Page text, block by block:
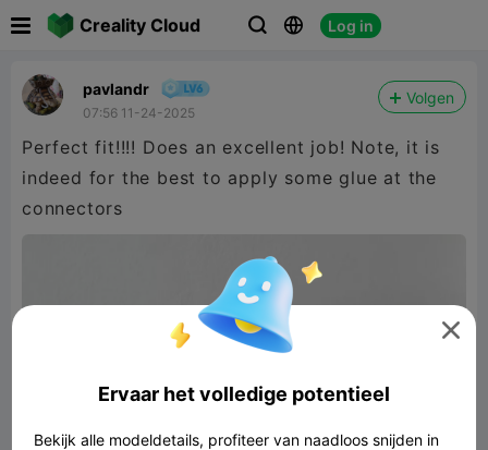
Creality Cloud   Log in
pavlandr
07:56 11-24-2025
Volgen
Perfect fit!!!! Does an excellent job! Note, it is
indeed for the best to apply some glue at the
connectors

Ervaar het volledige potentieel
Bekijk alle modeldetails, profiteer van naadloos snijden in